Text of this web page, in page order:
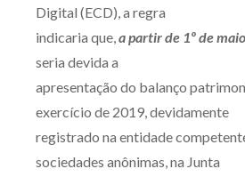
Digital (ECD), a regra
indicaria que,a partir de 1º de
seria devida a
apresentação do balanço
exercício de 2019, devidamente
registrado na entidade
sociedades anônimas, na Junta